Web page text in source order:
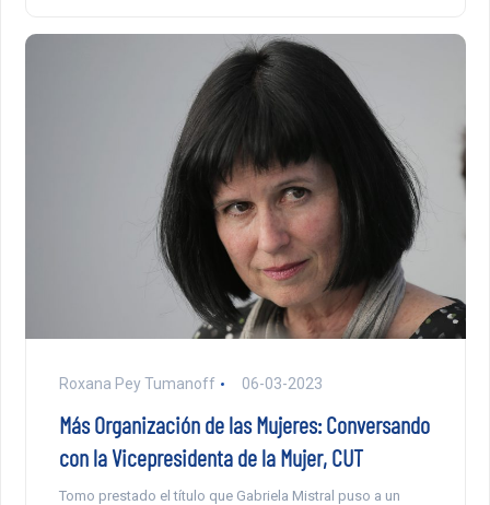
Roxana Pey Tumanoff 06-03-2023
Más Organización de las Mujeres: Conversando
con la Vicepresidenta de la Mujer, CUT
Tomo prestado el título que Gabriela Mistral puso a un